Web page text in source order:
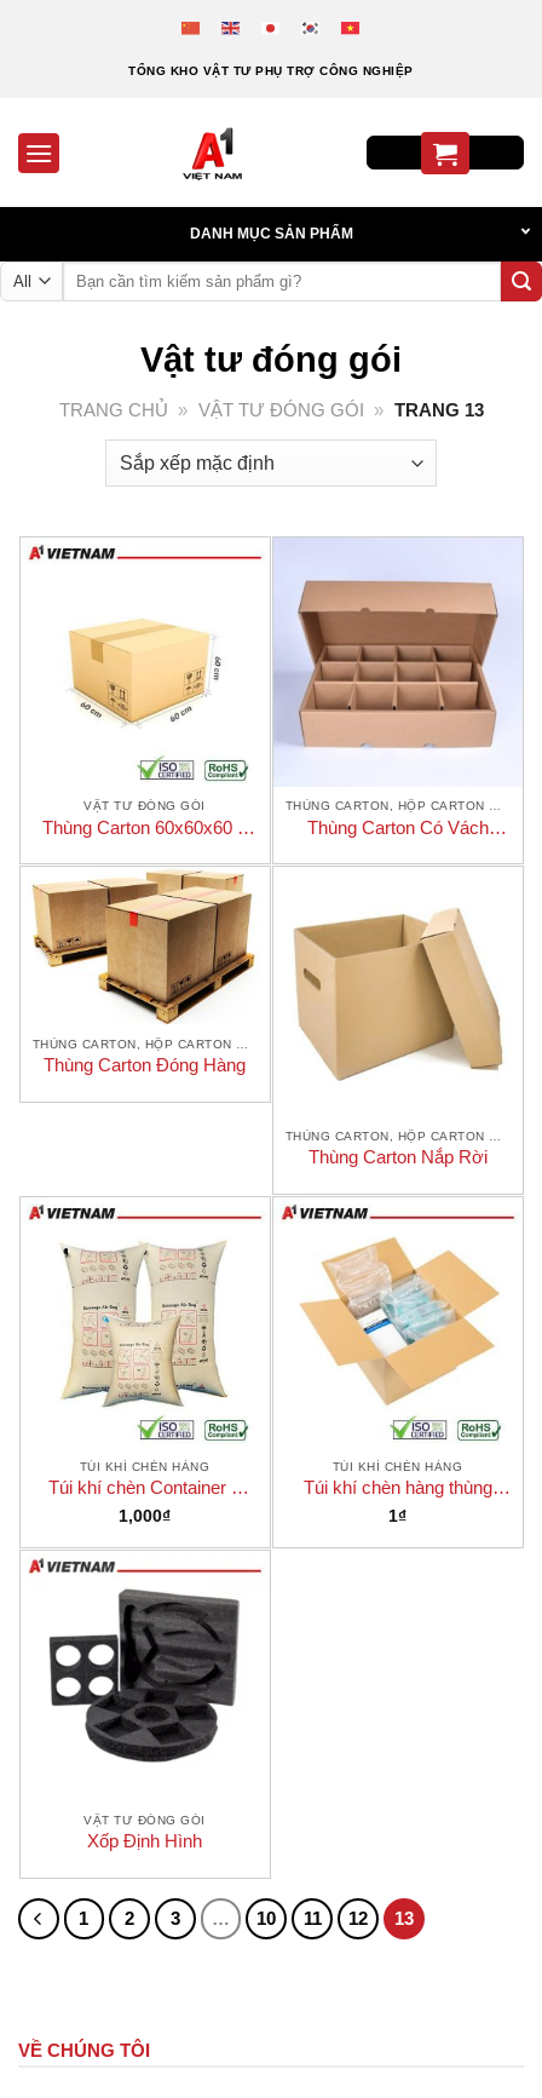
TỔNG KHO VẬT TƯ PHỤ TRỢ CÔNG NGHIỆP
DANH MỤC SẢN PHẨM
Tìm
kiếm:
Vật tư đóng gói
TRANG CHỦ » VẬT TƯ ĐÓNG GÓI » TRANG 13
VẬT TƯ ĐÓNG GÓI
Thùng Carton 60x60x60 7
THÙNG CARTON, HỘP CARTON GIÁ RẺ
Thùng Carton Có Vách
Thùng Carton Đóng Hàng
Thùng Carton Nắp Rời
TÚI KHÍ CHÈN HÀNG
Túi khí chèn Container –
Dunnage Air Bag
1,000₫
TÚI KHÍ CHÈN HÀNG
Túi khí chèn hàng thùng
Carton
1₫
VẬT TƯ ĐÓNG GÓI
Xốp Định Hình
1 2 3 … 10 11 12 13
VỀ CHÚNG TÔI